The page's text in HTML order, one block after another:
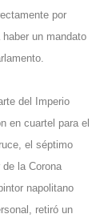
por
un mandato
del Imperio
en cuartel para el
el séptimo
la Corona
napolitano
retiró un